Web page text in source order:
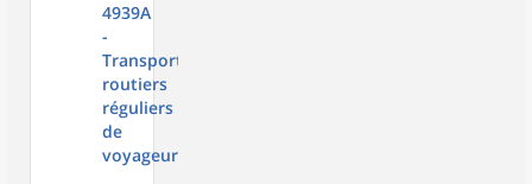
4939A
-
Transports
routiers
réguliers
de
voyageurs